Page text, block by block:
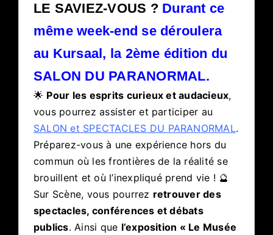
LE SAVIEZ-VOUS ?Durant ce
même week-end se déroulera
au Kursaal, la 2ème édition du
SALON DU PARANORMAL.
🌟 Pour les esprits curieux et audacieux,
vous pourrez assister et participer au
SALON et SPECTACLES DU PARANORMAL.
Préparez-vous à une expérience hors du
commun où les frontières de la réalité se
brouillent et où l’inexpliqué prend vie ! 🔮
Sur Scène, vous pourrez retrouver des
spectacles, conférences et débats
publics. Ainsi que l’exposition « Le Musée